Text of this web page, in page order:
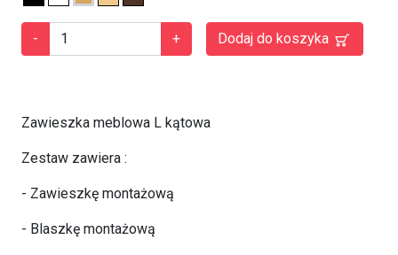
- + Dodaj do koszyka
Zawieszka meblowa L kątowa
Zestaw zawiera :
- Zawieszkę montażową
- Blaszkę montażową